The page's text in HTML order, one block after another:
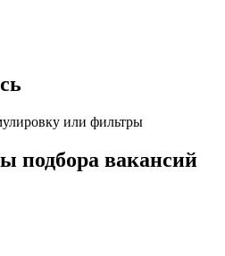
или фильтры
подбора вакансий